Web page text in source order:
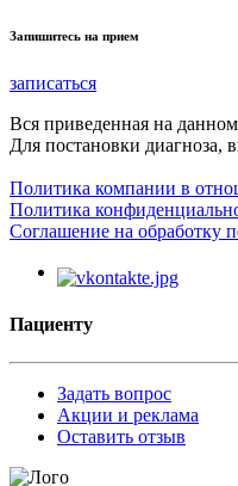
Запишитесь на прием
записаться
Вся приведенная на
Для постановки диагноза,
Политика компании в
Политика
Соглашение на обработку
Пациенту
Задать вопрос
Акции и реклама
Оставить отзыв